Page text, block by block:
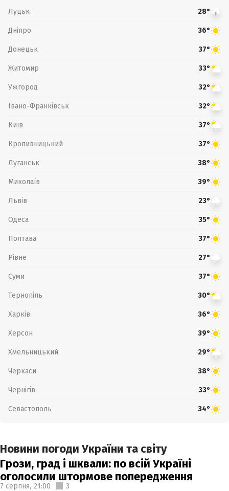
Луцьк 28°
Дніпро 36°
Донецьк 37°
Житомир 33°
Ужгород 32°
Івано-Франківськ 32°
Київ 37°
Кропивницький 37°
Луганськ 38°
Миколаїв 39°
Львів 23°
Одеса 35°
Полтава 37°
Рівне 27°
Суми 37°
Тернопіль 30°
Харків 36°
Херсон 39°
Хмельницький 29°
Черкаси 38°
Чернігів 33°
Севастополь 34°
Новини погоди України та світу
Грози, град і шквали: по всій Україні
оголосили штормове попередження
7 серпня, 21:00 3